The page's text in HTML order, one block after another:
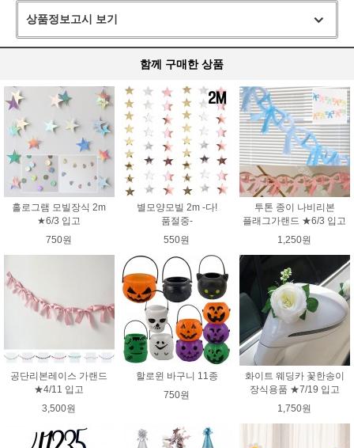
상품정보고시 보기
함께 구매한 상품
홀로그램 모빌장식 2m
★6/3 입고
750원
별모양모빌 2m -다!
품절중-
550원
투톤 종이 나비리본
플래그가랜드 ★6/3 입고
1,250원
공단리본레이스 가랜드
★4/11 입고
3,500원
할로윈 바구니 11종
750원
화이트 웨딩카 꽃한송이
장식용품 ★7/19 입고
1,750원